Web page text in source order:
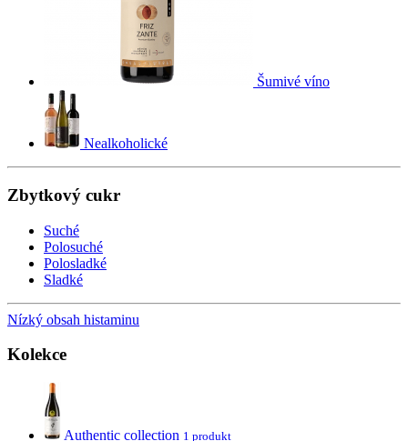
Šumivé víno
Nealkoholické
Zbytkový cukr
Suché
Polosuché
Polosladké
Sladké
Nízký obsah histaminu
Kolekce
Authentic collection 1 produkt